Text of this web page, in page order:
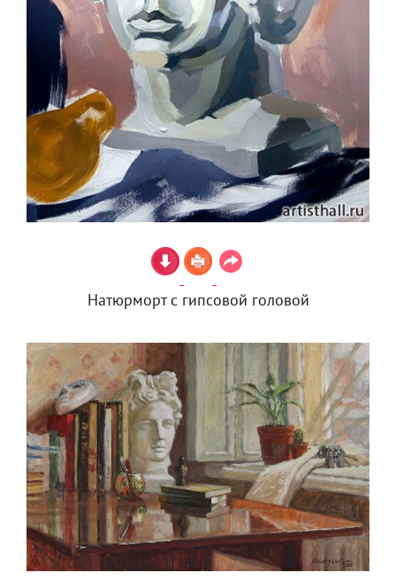
Натюрморт с гипсовой головой